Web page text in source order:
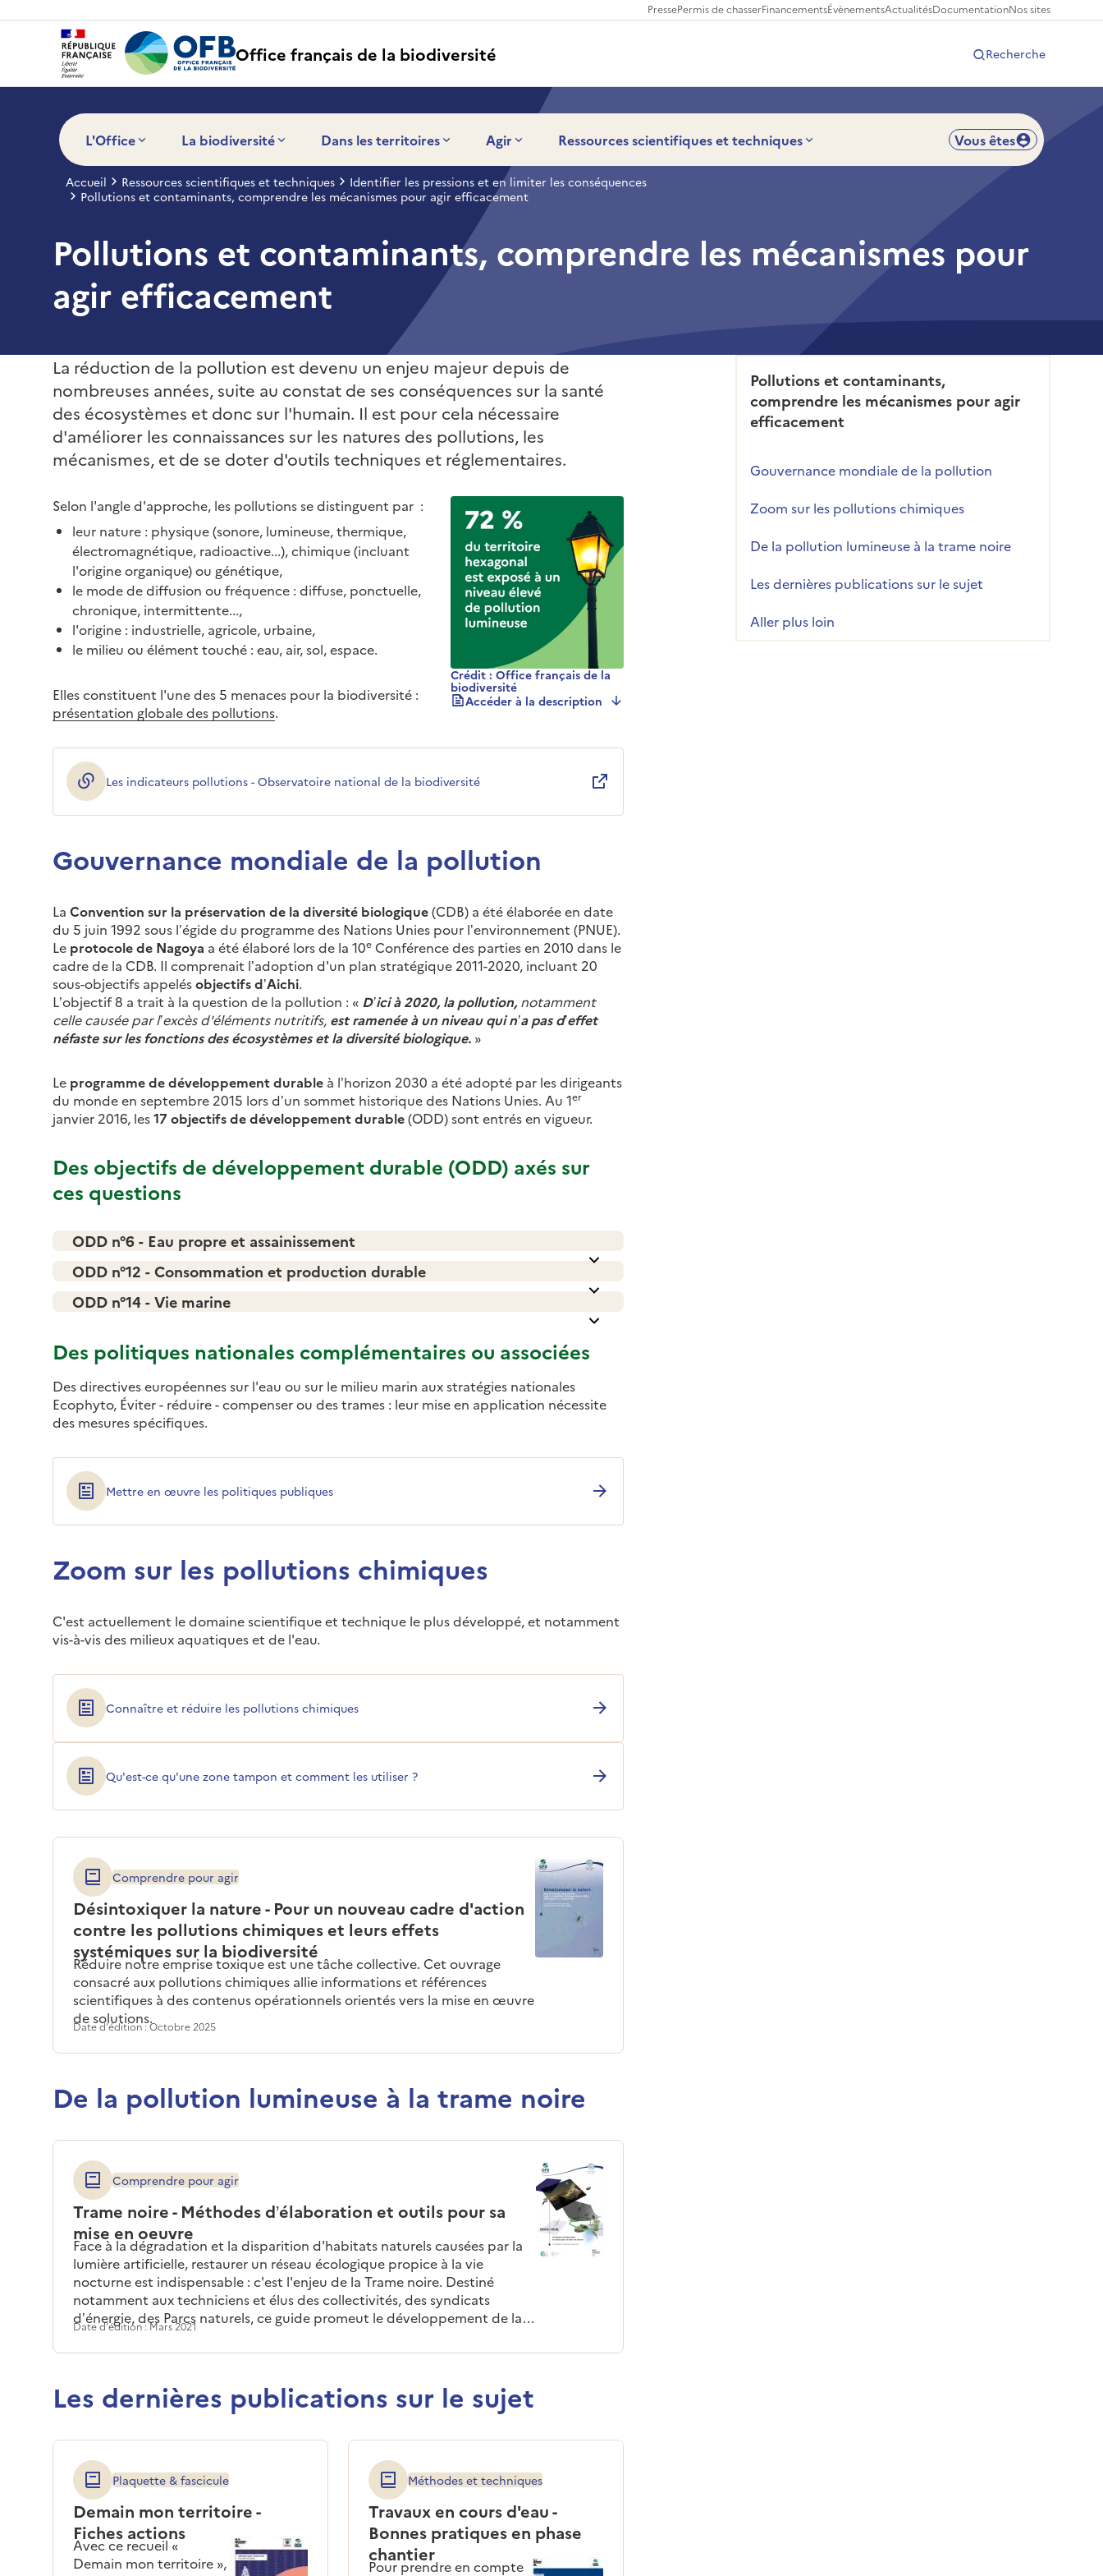
PressePermis de chasserFinancementsÉvènementsActualitésDocumentationNos sites
Office français de la biodiversité Recherche
L'Office La biodiversité Dans les territoires Agir Ressources scientifiques et techniques Vous êtes
Accueil Ressources scientifiques et techniques
Identifier les pressions et en limiter les conséquences
Pollutions et contaminants, comprendre les mécanismes pour agir efficacement
Pollutions et contaminants, comprendre les mécanismes pour
agir efficacement
La réduction de la pollution est devenu un enjeu majeur depuis de
nombreuses années, suite au constat de ses conséquences sur la santé
des écosystèmes et donc sur l'humain. Il est pour cela nécessaire
d'améliorer les connaissances sur les natures des pollutions, les
mécanismes, et de se doter d'outils techniques et réglementaires.
Pollutions et contaminants,
comprendre les mécanismes pour agir
efficacement
Gouvernance mondiale de la pollution
Zoom sur les pollutions chimiques
De la pollution lumineuse à la trame noire
Les dernières publications sur le sujet
Aller plus loin
Selon l'angle d'approche, les pollutions se distinguent par :
leur nature : physique (sonore, lumineuse, thermique,
électromagnétique, radioactive...), chimique (incluant
l'origine organique) ou génétique,
le mode de diffusion ou fréquence : diffuse, ponctuelle,
chronique, intermittente...,
l'origine : industrielle, agricole, urbaine,
le milieu ou élément touché : eau, air, sol, espace.
Elles constituent l'une des 5 menaces pour la biodiversité :
présentation globale des pollutions.
Crédit : Office français de la
biodiversité
Accéder à la description
Chiffre clé - Pollution lumineuse
Les indicateurs pollutions - Observatoire national de la biodiversité
(ouverture dans une nouvelle fenêtre)
Gouvernance mondiale de la pollution
La Convention sur la préservation de la diversité biologique(CDB) a été élaborée en date
du 5 juin 1992 sous l’égide du programme des Nations Unies pour l’environnement (PNUE).
Le protocole de Nagoya a été élaboré lors de la 10e Conférence des parties en 2010 dans le
cadre de la CDB. Il comprenait l’adoption d'un plan stratégique 2011-2020, incluant 20
sous-objectifs appelésobjectifs d’Aichi.
L’objectif 8 a trait à la question de la pollution : « D’ici à 2020, la pollution,notamment
celle causée par l’excès d'éléments nutritifs, est ramenée à un niveau qui n’a pas d’effet
néfaste sur les fonctions des écosystèmes et la diversité biologique. »
Le programme de développement durable à l’horizon 2030 a été adopté par les dirigeants
du monde en septembre 2015 lors d’un sommet historique des Nations Unies. Au 1er
janvier 2016, les17 objectifs de développement durable(ODD) sont entrés en vigueur.
Des objectifs de développement durable (ODD) axés sur
ces questions
ODD n°6 - Eau propre et assainissement
ODD n°12 - Consommation et production durable
ODD n°14 - Vie marine
Des politiques nationales complémentaires ou associées
Des directives européennes sur l'eau ou sur le milieu marin aux stratégies nationales
Ecophyto, Éviter - réduire - compenser ou des trames : leur mise en application nécessite
des mesures spécifiques.
Mettre en œuvre les politiques publiques
Zoom sur les pollutions chimiques
C'est actuellement le domaine scientifique et technique le plus développé, et notamment
vis-à-vis des milieux aquatiques et de l'eau.
Connaître et réduire les pollutions chimiques
Qu'est-ce qu'une zone tampon et comment les utiliser ?
Désintoxiquer la nature - Pour un nouveau cadre d'action
contre les pollutions chimiques et leurs effets
systémiques sur la biodiversité
Comprendre pour agir
Réduire notre emprise toxique est une tâche collective. Cet ouvrage
consacré aux pollutions chimiques allie informations et références
scientifiques à des contenus opérationnels orientés vers la mise en œuvre
de solutions.
Date d'édition : Octobre 2025
De la pollution lumineuse à la trame noire
Trame noire - Méthodes d’élaboration et outils pour sa
mise en oeuvre
Comprendre pour agir
Face à la dégradation et la disparition d'habitats naturels causées par la
lumière artificielle, restaurer un réseau écologique propice à la vie
nocturne est indispensable : c'est l'enjeu de la Trame noire. Destiné
notamment aux techniciens et élus des collectivités, des syndicats
d’énergie, des Parcs naturels, ce guide promeut le développement de la
Trame noire en France en apportant connaissances, méthodes et outils
opérationnels.
Date d'édition : Mars 2021
Les dernières publications sur le sujet
Demain mon territoire -
Fiches actions
Plaquette & fascicule
Avec ce recueil «
Demain mon territoire »,
Travaux en cours d'eau -
Bonnes pratiques en phase
chantier
Méthodes et techniques
Pour prendre en compte